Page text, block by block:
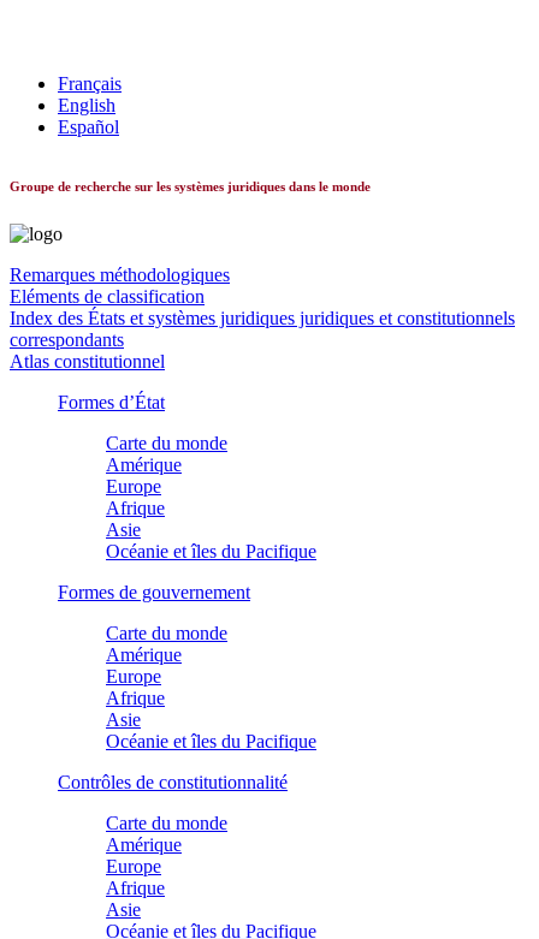
Français
English
Español
Groupe de recherche sur les systèmes juridiques dans le monde
Remarques méthodologiques
Eléments de classification
Index des États et systèmes juridiques juridiques et constitutionnels
correspondants
Atlas constitutionnel
Formes d’État
Carte du monde
Amérique
Europe
Afrique
Asie
Océanie et îles du Pacifique
Formes de gouvernement
Carte du monde
Amérique
Europe
Afrique
Asie
Océanie et îles du Pacifique
Contrôles de constitutionnalité
Carte du monde
Amérique
Europe
Afrique
Asie
Océanie et îles du Pacifique